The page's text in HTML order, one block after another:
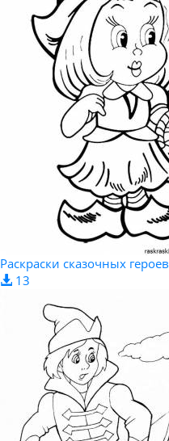
Раскраски сказочных героев
13